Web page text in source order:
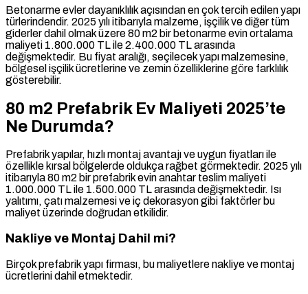
Betonarme evler dayanıklılık açısından en çok tercih edilen yapı
türlerindendir. 2025 yılı itibarıyla malzeme, işçilik ve diğer tüm
giderler dahil olmak üzere 80 m2 bir betonarme evin ortalama
maliyeti 1.800.000 TL ile 2.400.000 TL arasında
değişmektedir. Bu fiyat aralığı, seçilecek yapı malzemesine,
bölgesel işçilik ücretlerine ve zemin özelliklerine göre farklılık
gösterebilir.
80 m2 Prefabrik Ev Maliyeti 2025’te
Ne Durumda?
Prefabrik yapılar, hızlı montaj avantajı ve uygun fiyatları ile
özellikle kırsal bölgelerde oldukça rağbet görmektedir. 2025 yılı
itibarıyla 80 m2 bir prefabrik evin anahtar teslim maliyeti
1.000.000 TL ile 1.500.000 TL arasında değişmektedir. Isı
yalıtımı, çatı malzemesi ve iç dekorasyon gibi faktörler bu
maliyet üzerinde doğrudan etkilidir.
Nakliye ve Montaj Dahil mi?
Birçok prefabrik yapı firması, bu maliyetlere nakliye ve montaj
ücretlerini dahil etmektedir.